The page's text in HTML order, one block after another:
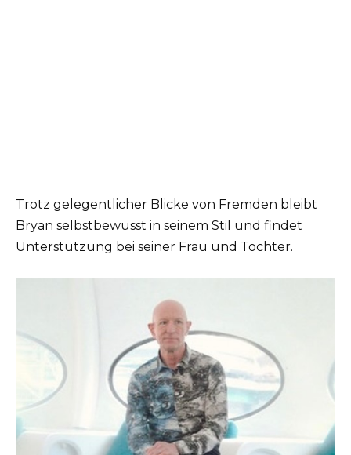
Trotz gelegentlicher Blicke von Fremden bleibt
Bryan selbstbewusst in seinem Stil und findet
Unterstützung bei seiner Frau und Tochter.